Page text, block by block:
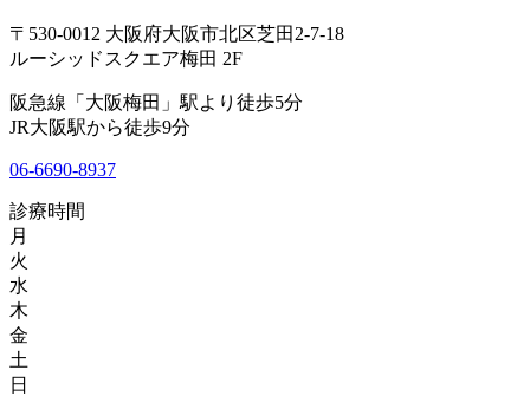
〒530-0012 大阪府大阪市北区芝田2-7-18
ルーシッドスクエア梅田 2F
阪急線「大阪梅田」駅より徒歩5分
JR大阪駅から徒歩9分
06-6690-8937
診療時間
月
火
水
木
金
土
日